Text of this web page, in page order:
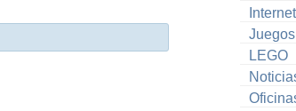
Internet
Juegos
LEGO